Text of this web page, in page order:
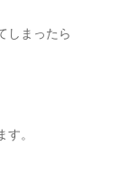
しまったら
。